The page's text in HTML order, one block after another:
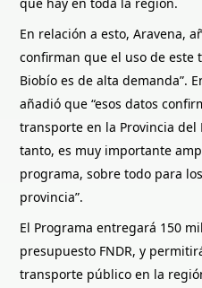
En relación a esto, Aravena,
confirman que el uso de
Biobío es de alta demanda”.
añadió que “esos datos
transporte en la Provincia
tanto, es muy importante
programa, sobre todo para
provincia”.
El Programa entregará 150
presupuesto FNDR, y
transporte público en la